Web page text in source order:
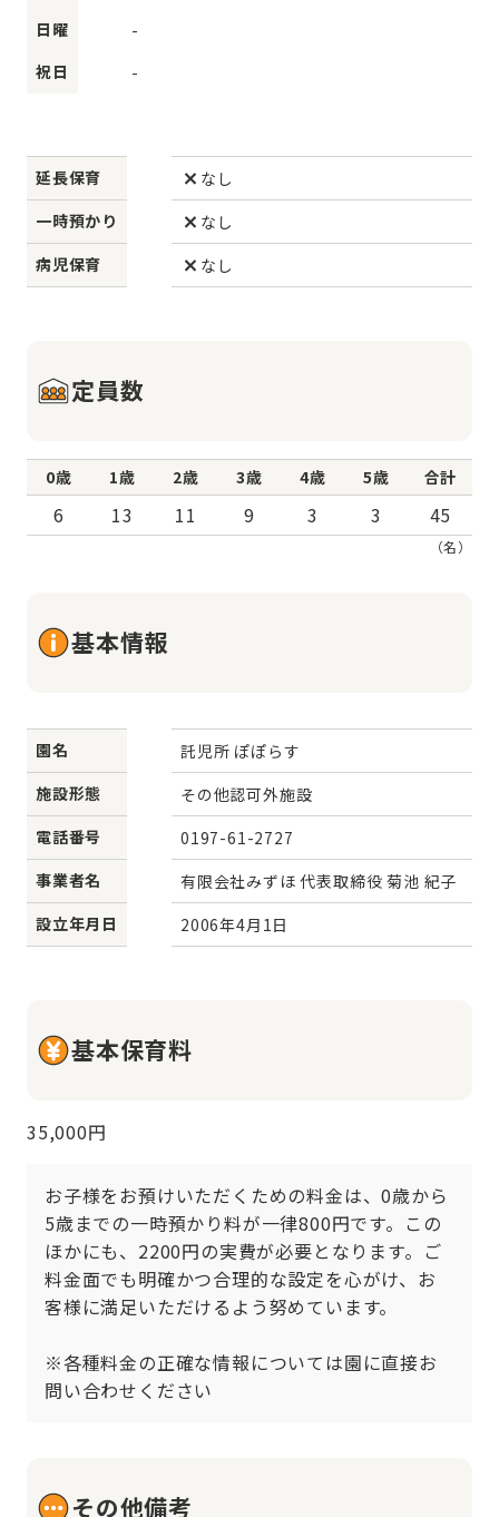
日曜
-
祝日
-
延長保育
なし
一時預かり
なし
病児保育
なし
定員数
0歳 1歳 2歳 3歳 4歳 5歳 合計
6 13 11 9 3 3 45
（名）
基本情報
園名
託児所 ぽぽらす
施設形態
その他認可外施設
電話番号
0197-61-2727
事業者名
有限会社みずほ 代表取締役 菊池 紀子
設立年月日
2006年4月1日
基本保育料
35,000円
お子様をお預けいただくための料金は、0歳から
5歳までの一時預かり料が一律800円です。この
ほかにも、2200円の実費が必要となります。ご
料金面でも明確かつ合理的な設定を心がけ、お
客様に満足いただけるよう努めています。
※各種料金の正確な情報については園に直接お
問い合わせください
その他備考